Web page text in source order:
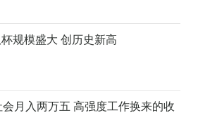
规模盛大 创历史新高
月入两万五 高强度工作换来的收